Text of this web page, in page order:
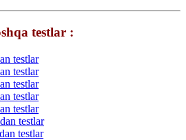
testlar :
testlar
testlar
testlar
testlar
testlar
testlar
testlar